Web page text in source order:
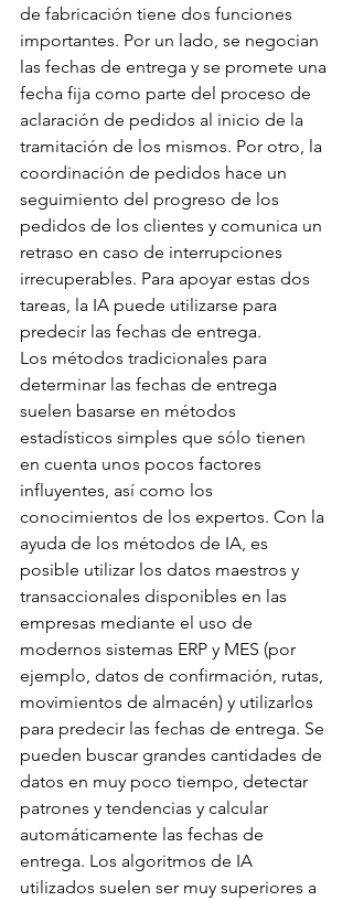
de fabricación tiene dos funciones
importantes. Por un lado, se negocian
las fechas de entrega y se promete una
fecha fija como parte del proceso de
aclaración de pedidos al inicio de la
tramitación de los mismos. Por otro, la
coordinación de pedidos hace un
seguimiento del progreso de los
pedidos de los clientes y comunica un
retraso en caso de interrupciones
irrecuperables. Para apoyar estas dos
tareas, la IA puede utilizarse para
predecir las fechas de entrega.
Los métodos tradicionales para
determinar las fechas de entrega
suelen basarse en métodos
estadísticos simples que sólo tienen
en cuenta unos pocos factores
influyentes, así como los
conocimientos de los expertos. Con la
ayuda de los métodos de IA, es
posible utilizar los datos maestros y
transaccionales disponibles en las
empresas mediante el uso de
modernos sistemas ERP y MES (por
ejemplo, datos de confirmación, rutas,
movimientos de almacén) y utilizarlos
para predecir las fechas de entrega. Se
pueden buscar grandes cantidades de
datos en muy poco tiempo, detectar
patrones y tendencias y calcular
automáticamente las fechas de
entrega. Los algoritmos de IA
utilizados suelen ser muy superiores a